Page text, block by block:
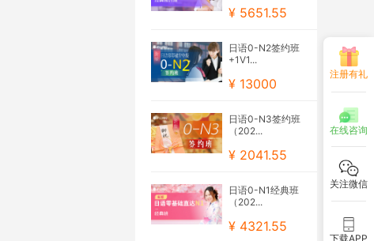
¥ 5651.55
日语0-N2签约班
+1V1...
¥ 13000
日语0-N3签约班
（202...
¥ 2041.55
日语0-N1经典班
（202...
¥ 4321.55
注册有礼
在线咨询
关注微信
下载APP